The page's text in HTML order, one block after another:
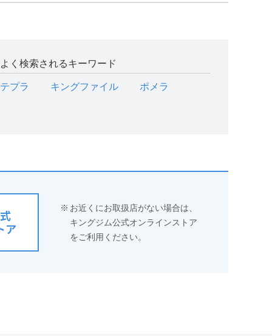
よく検索されるキーワード
テプラ キングファイル ポメラ
ア
※ お近くにお取扱店がない場合は、
キングジム公式オンラインストア
をご利用ください。